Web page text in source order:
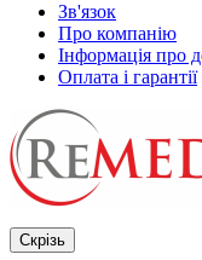
Зв'язок
Про компанію
Інформація про
Оплата і гарантії
Скрізь